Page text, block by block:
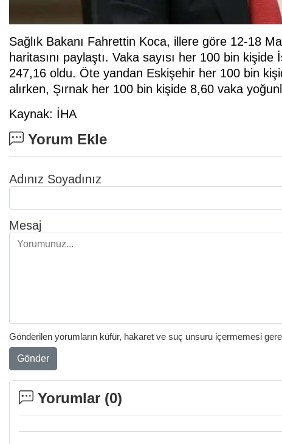
Sağlık Bakanı Fahrettin Koca, illere göre 12-18
haritasını paylaştı. Vaka sayısı her 100 bin
247,16 oldu. Öte yandan Eskişehir her 100 bin
alırken, Şırnak her 100 bin kişide 8,60 vaka
Kaynak: İHA
Yorum Ekle
Adınız Soyadınız
Mesaj
Gönderilen yorumların küfür, hakaret ve suç unsuru içermemesi
Gönder
Yorumlar (0)